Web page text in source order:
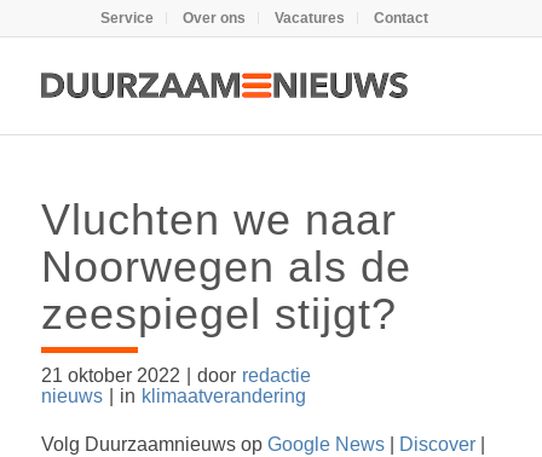
Service Over ons Vacatures Contact
Vluchten we naar
Noorwegen als de
zeespiegel stijgt?
21 oktober 2022 door redactie
nieuws
in klimaatverandering
Volg Duurzaamnieuws op Google News| Discover|